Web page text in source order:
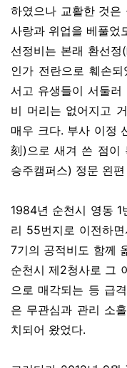
하였으나 교활한 것은
사랑과 위업을 베풀었
선정비는 본래 환선
인가 전란으로 훼손
서고 유생들이 서둘
비 머리는 없어지고
매우 크다. 부사 이정
刻)으로 새겨 쓴 점이
승주캠퍼스) 정문 왼
1984년 순천시 영동
리 55번지로 이전하
7기의 공적비도 함께
순천시 제2청사로 그
으로 매각되는 등 급
은 무관심과 관리 소
치되어 왔었다.